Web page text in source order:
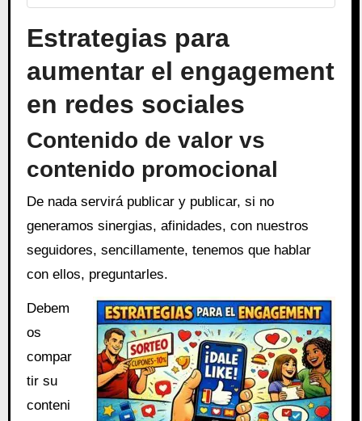
Estrategias para
aumentar el engagement
en redes sociales
Contenido de valor vs
contenido promocional
De nada servirá publicar y publicar, si no
generamos sinergias, afinidades, con nuestros
seguidores, sencillamente, tenemos que hablar
con ellos, preguntarles.
Debem
os
compar
tir su
conteni